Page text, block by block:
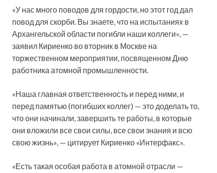
«У нас много поводов для гордости, ноэтот год дал
повод для скорби. Вы знаете, что на испытаниях в
Архангельской области погибли наши коллеги», —
заявил Кириенко во вторник в Москве на
торжественном мероприятии, посвященном Дню
работника атомной промышленности.
«Наша главная ответственность и перед ними, и
перед памятью (погибших коллег) — это доделать то,
что они начинали, завершить те работы, в которые
они вложили все свои силы, все свои знания и всю
свою жизнь», — цитирует Кириенко «Интерфакс».
«Есть такая особая работа в атомной отрасли —